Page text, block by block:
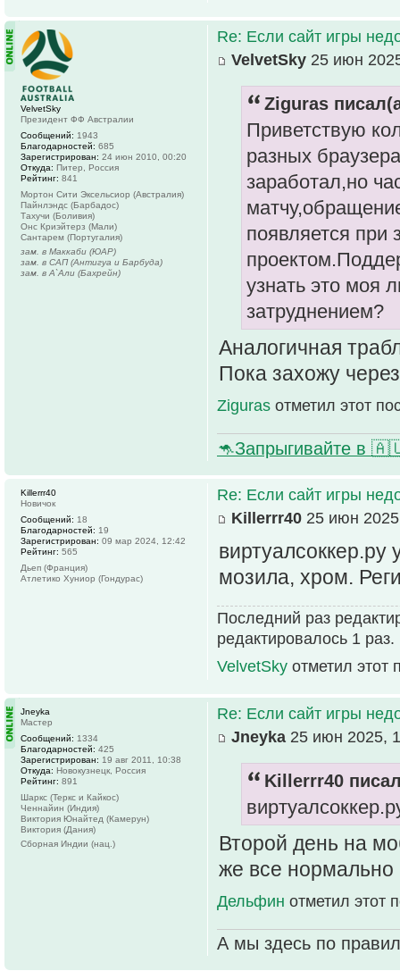
Re: Если сайт игры
VelvetSky 25 июн
Ziguras
Приветствую
разных
заработал,но
появляется при
узнать это моя
затруднением?
Аналогичная
Пока захожу
Ziguras отметил этот
🦘Запрыгивайте в
VelvetSky
Президент ФФ Австралии
Сообщений: 1943
Благодарностей: 685
Зарегистрирован: 24 июн 2010, 00:20
Откуда: Питер, Россия
Рейтинг: 841
Мортон Сити Эксельсиор (Австралия)
Пайнлэндс (Барбадос)
Тахучи (Боливия)
Онс Криэйтерз (Мали)
Сантарем (Португалия)
зам. в Маккаби (ЮАР)
зам. в САП (Антигуа и Барбуда)
зам. в А`Али (Бахрейн)
Re: Если сайт игры
Killerrr40 25 июн
виртуалсоккер.ру
мозила, хром.
Последний раз
редактировалось 1 раз.
VelvetSky отметил этот
Killerrr40
Новичок
Сообщений: 18
Благодарностей: 19
Зарегистрирован: 09 мар 2024, 12:42
Рейтинг: 565
Дьеп (Франция)
Атлетико Хуниор (Гондурас)
Re: Если сайт игры
Jneyka 25 июн 2025,
Killerrr40
Второй день на
же все нормально
Дельфин отметил этот
А мы здесь по
Jneyka
Мастер
Сообщений: 1334
Благодарностей: 425
Зарегистрирован: 19 авг 2011, 10:38
Откуда: Новокузнецк, Россия
Рейтинг: 891
Шаркс (Теркс и Кайкос)
Ченнайин (Индия)
Виктория Юнайтед (Камерун)
Виктория (Дания)
Сборная Индии (нац.)